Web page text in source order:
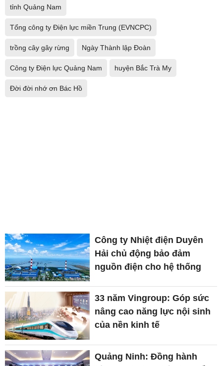
tỉnh Quảng Nam
Tổng công ty Điện lực miền Trung (EVNCPC)
trồng cây gây rừng Ngày Thành lập Đoàn
Công ty Điện lực Quảng Nam huyện Bắc Trà My
Đời đời nhớ ơn Bác Hồ
Công ty Nhiệt điện Duyên
Hải chủ động bảo đảm
nguồn điện cho hệ thống
33 năm Vingroup: Góp sức
nâng cao năng lực nội sinh
của nền kinh tế
Quảng Ninh: Đồng hành